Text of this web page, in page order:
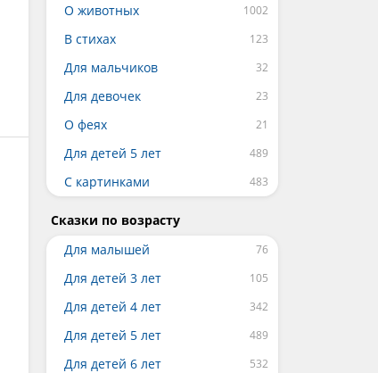
О животных
В стихах
Для мальчиков
Для девочек
О феях
Для детей 5 лет
С картинками
Сказки по возрасту
Для малышей
Для детей 3 лет
Для детей 4 лет
Для детей 5 лет
Для детей 6 лет